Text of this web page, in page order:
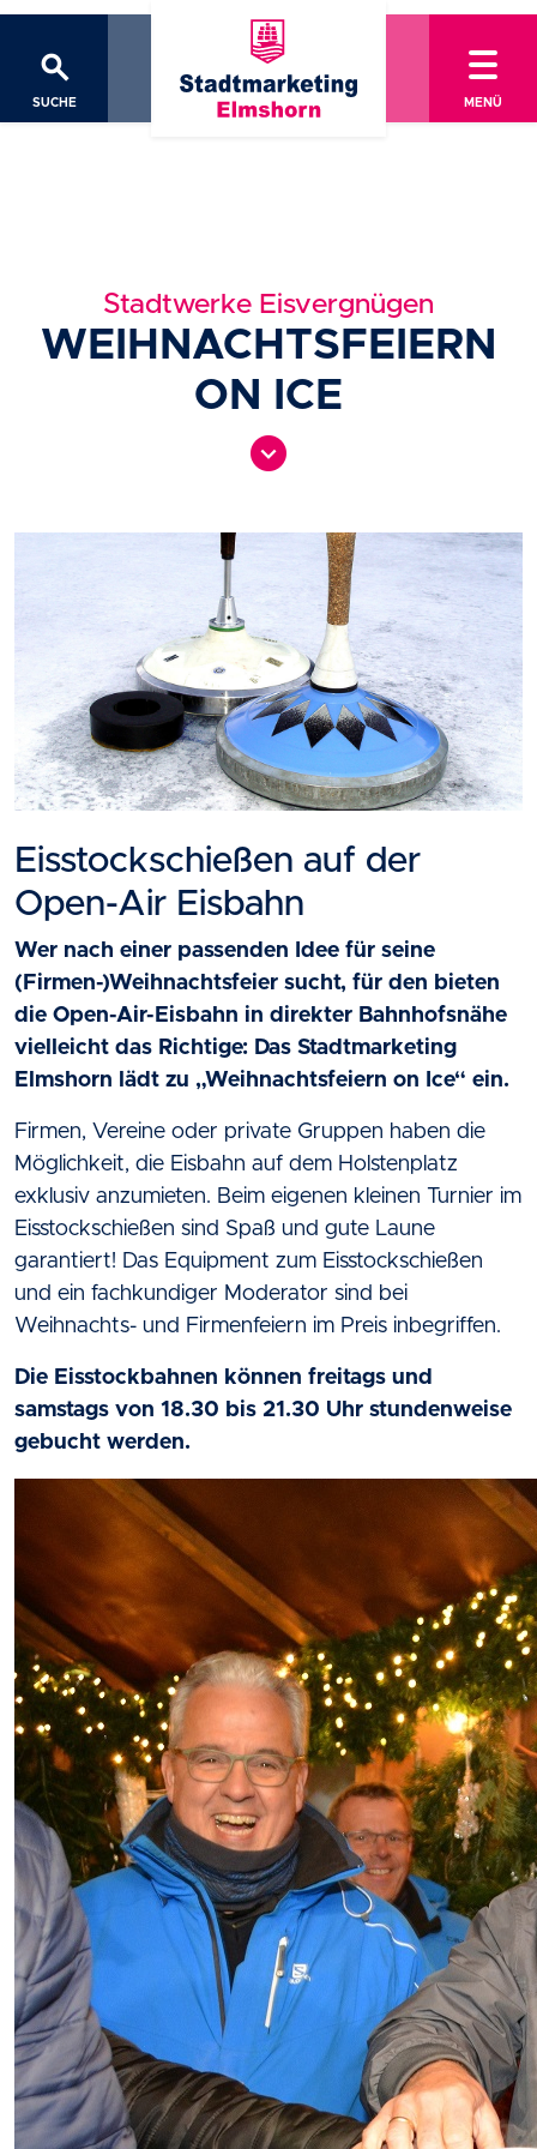
search
SUCHE MENÜ
Stadtwerke Eisvergnügen
WEIHNACHTSFEIERN
ON ICE
expand_circle_down
Eisstockschießen auf der
Open-Air Eisbahn
Wer nach einer passenden Idee für seine
(Firmen-)Weihnachtsfeier sucht, für den bieten
die Open-Air-Eisbahn in direkter Bahnhofsnähe
vielleicht das Richtige: Das Stadtmarketing
Elmshorn lädt zu „Weihnachtsfeiern on Ice“ ein.
Firmen, Vereine oder private Gruppen haben die
Möglichkeit, die Eisbahn auf dem Holstenplatz
exklusiv anzumieten. Beim eigenen kleinen Turnier im
Eisstockschießen sind Spaß und gute Laune
garantiert! Das Equipment zum Eisstockschießen
und ein fachkundiger Moderator sind bei
Weihnachts- und Firmenfeiern im Preis inbegriffen.
Die Eisstockbahnen können freitags und
samstags von 18.30 bis 21.30 Uhr stundenweise
gebucht werden.